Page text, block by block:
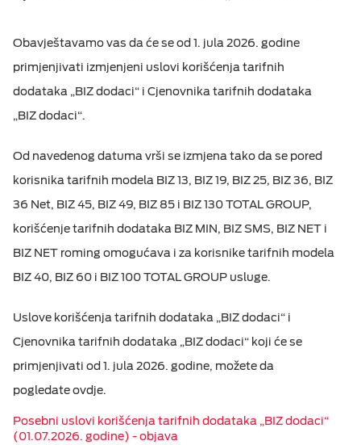
ESIM TRAVEL & TURIST
KONTAKT
Obavještavamo vas da će se od 1. jula 2026. godine
primjenjivati izmjenjeni uslovi korišćenja tarifnih
dodataka „BIZ dodaci“ i Cjenovnika tarifnih dodataka
„BIZ dodaci“.
Od navedenog datuma vrši se izmjena tako da se pored
korisnika tarifnih modela BIZ 13, BIZ 19, BIZ 25, BIZ 36, BIZ
36 Net, BIZ 45, BIZ 49, BIZ 85 i BIZ 130 TOTAL GROUP,
korišćenje tarifnih dodataka BIZ MIN, BIZ SMS, BIZ NET i
BIZ NET roming omogućava i za korisnike tarifnih modela
BIZ 40, BIZ 60 i BIZ 100 TOTAL GROUP usluge.
Uslove korišćenja tarifnih dodataka „BIZ dodaci“ i
Cjenovnika tarifnih dodataka „BIZ dodaci“ koji će se
primjenjivati od 1. jula 2026. godine, možete da
pogledate ovdje.
Posebni uslovi korišćenja tarifnih dodataka „BIZ dodaci“
(01.07.2026. godine) - objava